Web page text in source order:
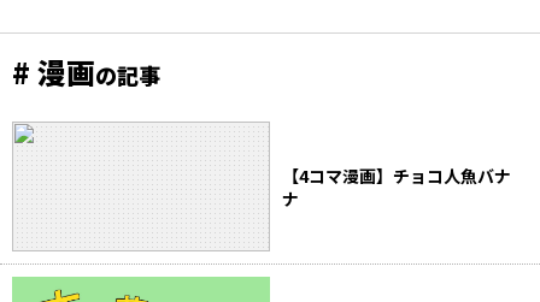
# 漫画の記事
【4コマ漫画】チョコ人魚バナ
ナ